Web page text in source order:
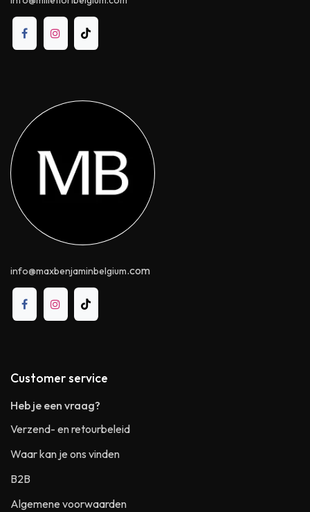
info@maxbenjaminbelgium.com
Customer service
Heb je een vraag?
Verzend- en retourbeleid
Waar kan je ons vinden
B2B
Algemene voorwaarden